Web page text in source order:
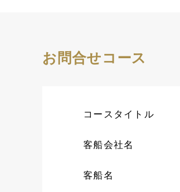
お問合せコース
コースタイトル
客船会社名
客船名